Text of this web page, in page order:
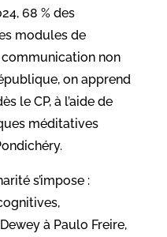
68 % des
modules de
non
on apprend
le CP, à l’aide de
méditatives
s’impose :
à Paulo Freire,